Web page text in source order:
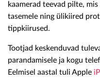
kaamerad teevad pilte,
tasemele ning ülikiired
tippkiirused.
Tootjad keskenduvad
parandamisele ja kogu
Eelmisel aastal tuli Apple